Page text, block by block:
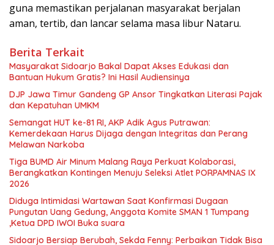
guna memastikan perjalanan masyarakat berjalan
aman, tertib, dan lancar selama masa libur Nataru.
Berita Terkait
Masyarakat Sidoarjo Bakal Dapat Akses Edukasi dan
Bantuan Hukum Gratis? Ini Hasil Audiensinya
DJP Jawa Timur Gandeng GP Ansor Tingkatkan Literasi Pajak
dan Kepatuhan UMKM
Semangat HUT ke-81 RI, AKP Adik Agus Putrawan:
Kemerdekaan Harus Dijaga dengan Integritas dan Perang
Melawan Narkoba
Tiga BUMD Air Minum Malang Raya Perkuat Kolaborasi,
Berangkatkan Kontingen Menuju Seleksi Atlet PORPAMNAS IX
2026
Diduga Intimidasi Wartawan Saat Konfirmasi Dugaan
Pungutan Uang Gedung, Anggota Komite SMAN 1 Tumpang
,Ketua DPD IWOI Buka suara
Sidoarjo Bersiap Berubah, Sekda Fenny: Perbaikan Tidak Bisa